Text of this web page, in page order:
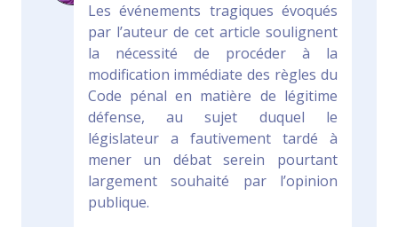
Les événements tragiques évoqués
par l’auteur de cet article soulignent
la nécessité de procéder à la
modification immédiate des règles du
Code pénal en matière de légitime
défense, au sujet duquel le
législateur a fautivement tardé à
mener un débat serein pourtant
largement souhaité par l’opinion
publique.